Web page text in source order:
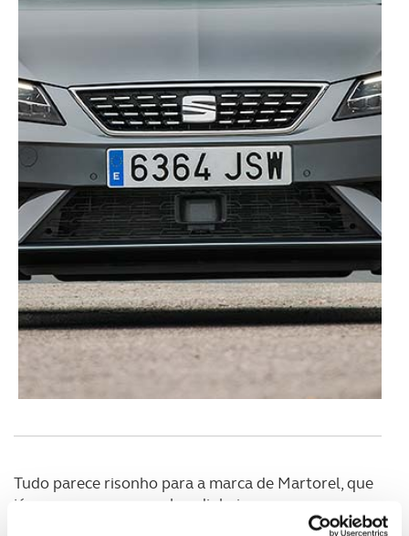
Tudo parece risonho para a marca de Martorel, que
já se prepara para ganhar dinheiro com as suas